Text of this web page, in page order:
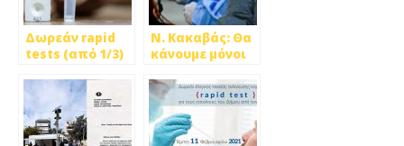
Δωρεάν rapid
tests (από 1/3)
από το Δήμο
Πετρούπολης
Ν. Κακαβάς: Θα
κάνουμε μόνοι
test στους
μαθητές μας!